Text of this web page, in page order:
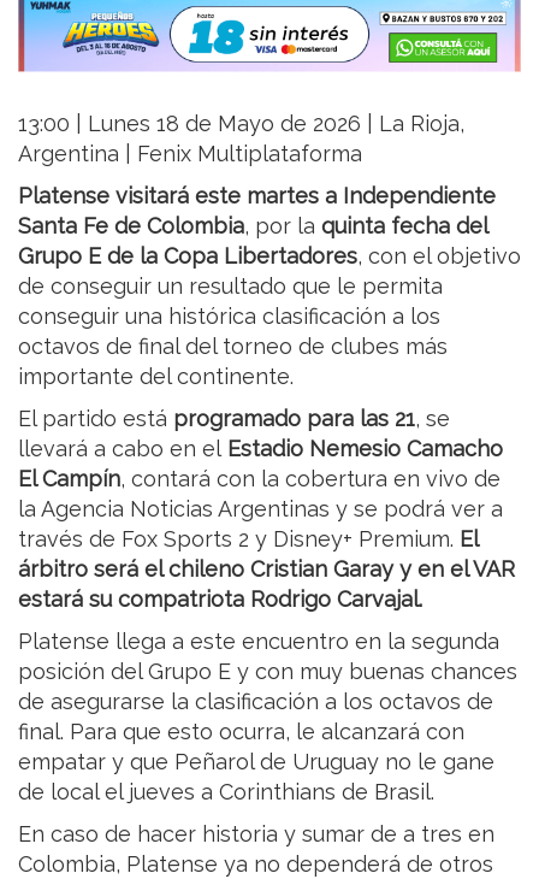
13:00 | Lunes 18 de Mayo de 2026 | La Rioja,
Argentina | Fenix Multiplataforma
Platense visitará este martes a Independiente
Santa Fe de Colombia, por la quinta fecha del
Grupo E de la Copa Libertadores, con el objetivo
de conseguir un resultado que le permita
conseguir una histórica clasificación a los
octavos de final del torneo de clubes más
importante del continente.
El partido está programado para las 21, se
llevará a cabo en el Estadio Nemesio Camacho
El Campín, contará con la cobertura en vivo de
la Agencia Noticias Argentinas y se podrá ver a
través de Fox Sports 2 y Disney+ Premium. El
árbitro será el chileno Cristian Garay y en el VAR
estará su compatriota Rodrigo Carvajal.
Platense llega a este encuentro en la segunda
posición del Grupo E y con muy buenas chances
de asegurarse la clasificación a los octavos de
final. Para que esto ocurra, le alcanzará con
empatar y que Peñarol de Uruguay no le gane
de local el jueves a Corinthians de Brasil.
En caso de hacer historia y sumar de a tres en
Colombia, Platense ya no dependerá de otros